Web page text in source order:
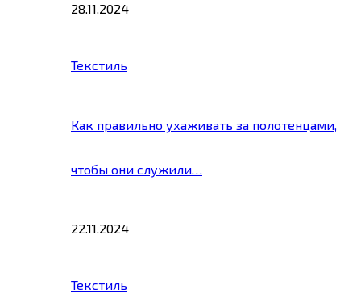
28.11.2024
Текстиль
Как правильно ухаживать за полотенцами,
чтобы они служили…
22.11.2024
Текстиль